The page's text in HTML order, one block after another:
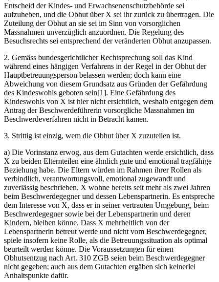
Entscheid der Kindes- und Erwachsenenschutzbehörde sei
aufzuheben, und die Obhut über X sei ihr zurück zu übertragen. Die
Zuteilung der Obhut an sie sei im Sinn von vorsorglichen
Massnahmen unverzüglich anzuordnen. Die Regelung des
Besuchsrechts sei entsprechend der veränderten Obhut anzupassen.
2. Gemäss bundesgerichtlicher Rechtsprechung soll das Kind
während eines hängigen Verfahrens in der Regel in der Obhut der
Hauptbetreuungsperson belassen werden; doch kann eine
Abweichung von diesem Grundsatz aus Gründen der Gefährdung
des Kindeswohls geboten sein[1]. Eine Gefährdung des
Kindeswohls von X ist hier nicht ersichtlich, weshalb entgegen dem
Antrag der Beschwerdeführerin vorsorgliche Massnahmen im
Beschwerdeverfahren nicht in Betracht kamen.
3. Strittig ist einzig, wem die Obhut über X zuzuteilen ist.
a) Die Vorinstanz erwog, aus dem Gutachten werde ersichtlich, dass
X zu beiden Elternteilen eine ähnlich gute und emotional tragfähige
Beziehung habe. Die Eltern würden im Rahmen ihrer Rollen als
verbindlich, verantwortungsvoll, emotional zugewandt und
zuverlässig beschrieben. X wohne bereits seit mehr als zwei Jahren
beim Beschwerdegegner und dessen Lebenspartnerin. Es entspreche
dem Interesse von X, dass er in seiner vertrauten Umgebung, beim
Beschwerdegegner sowie bei der Lebenspartnerin und deren
Kindern, bleiben könne. Dass X mehrheitlich von der
Lebenspartnerin betreut werde und nicht vom Beschwerdegegner,
spiele insofern keine Rolle, als die Betreuungssituation als optimal
beurteilt werden könne. Die Voraussetzungen für einen
Obhutsentzug nach Art. 310 ZGB seien beim Beschwerdegegner
nicht gegeben; auch aus dem Gutachten ergäben sich keinerlei
Anhaltspunkte dafür.